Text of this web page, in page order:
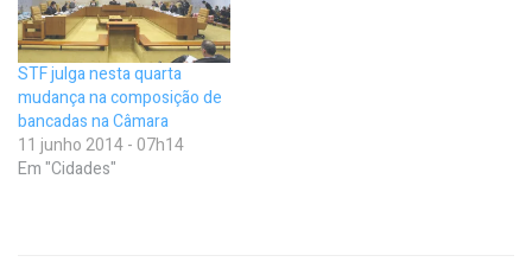
STF julga nesta quarta
mudança na composição de
bancadas na Câmara
11 junho 2014 - 07h14
Em "Cidades"